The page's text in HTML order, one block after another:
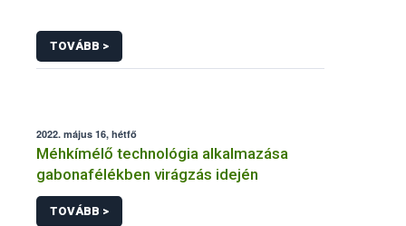
TOVÁBB >
2022. május 16, hétfő
Méhkímélő technológia alkalmazása
gabonafélékben virágzás idején
TOVÁBB >